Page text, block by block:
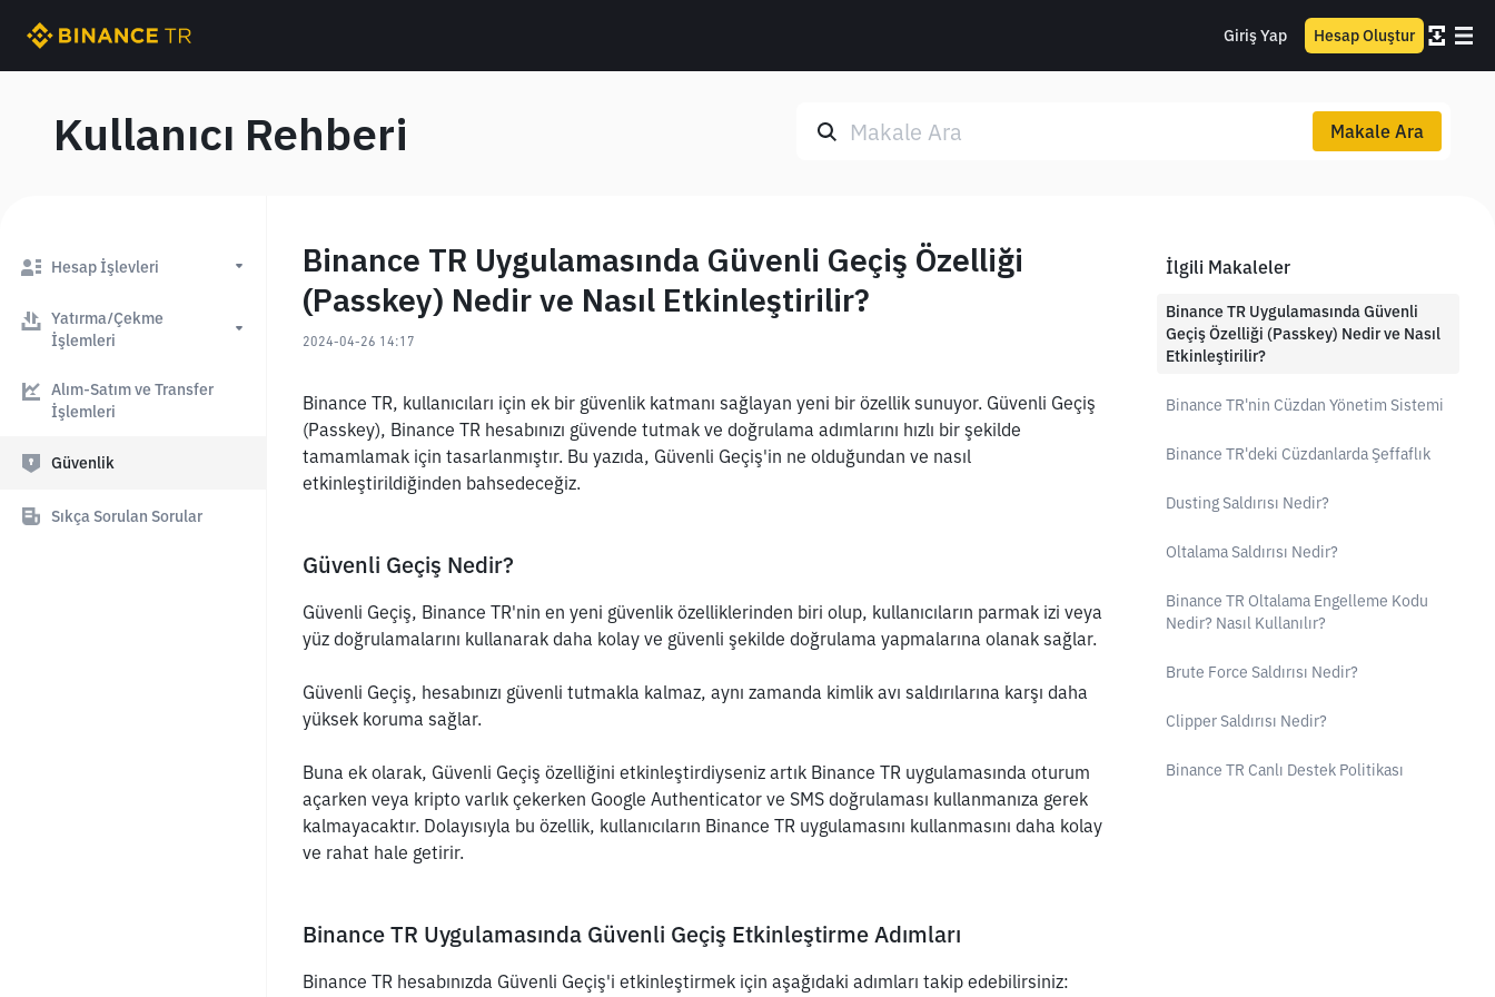
Giriş Yap Hesap Oluştur
Kullanıcı Rehberi Makale Ara
Hesap İşlevleri
Yatırma/Çekme
İşlemleri
Alım-Satım ve Transfer
İşlemleri
Güvenlik
Sıkça Sorulan Sorular
Binance TR Uygulamasında Güvenli Geçiş Özelliği
(Passkey) Nedir ve Nasıl Etkinleştirilir?
2024-04-26 14:17
Binance TR, kullanıcıları için ek bir güvenlik katmanı sağlayan yeni bir özellik sunuyor. Güvenli Geçiş
(Passkey), Binance TR hesabınızı güvende tutmak ve doğrulama adımlarını hızlı bir şekilde
tamamlamak için tasarlanmıştır. Bu yazıda, Güvenli Geçiş'in ne olduğundan ve nasıl
etkinleştirildiğinden bahsedeceğiz.
Güvenli Geçiş Nedir?
Güvenli Geçiş, Binance TR'nin en yeni güvenlik özelliklerinden biri olup, kullanıcıların parmak izi veya
yüz doğrulamalarını kullanarak daha kolay ve güvenli şekilde doğrulama yapmalarına olanak sağlar.
Güvenli Geçiş, hesabınızı güvenli tutmakla kalmaz, aynı zamanda kimlik avı saldırılarına karşı daha
yüksek koruma sağlar.
Buna ek olarak, Güvenli Geçiş özelliğini etkinleştirdiyseniz artık Binance TR uygulamasında oturum
açarken veya kripto varlık çekerken Google Authenticator ve SMS doğrulaması kullanmanıza gerek
kalmayacaktır. Dolayısıyla bu özellik, kullanıcıların Binance TR uygulamasını kullanmasını daha kolay
ve rahat hale getirir.
Binance TR Uygulamasında Güvenli Geçiş Etkinleştirme Adımları
Binance TR hesabınızda Güvenli Geçiş'i etkinleştirmek için aşağıdaki adımları takip edebilirsiniz:
İlgili Makaleler
Binance TR Uygulamasında Güvenli
Geçiş Özelliği (Passkey) Nedir ve Nasıl
Etkinleştirilir?
Binance TR'nin Cüzdan Yönetim Sistemi
Binance TR'deki Cüzdanlarda Şeffaflık
Dusting Saldırısı Nedir?
Oltalama Saldırısı Nedir?
Binance TR Oltalama Engelleme Kodu
Nedir? Nasıl Kullanılır?
Brute Force Saldırısı Nedir?
Clipper Saldırısı Nedir?
Binance TR Canlı Destek Politikası